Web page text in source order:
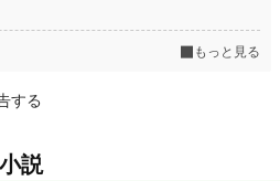
もっと見る
する
説